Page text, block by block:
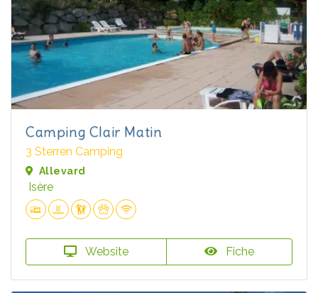
Camping Clair Matin
3 Sterren Camping
Allevard
Isère
Website Fiche